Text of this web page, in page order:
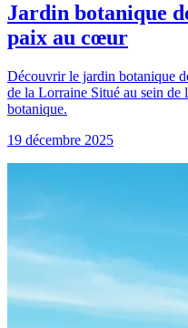
Jardin botanique
paix au cœur
Découvrir le jardin botanique
de la Lorraine Situé au sein
botanique.
19 décembre 2025